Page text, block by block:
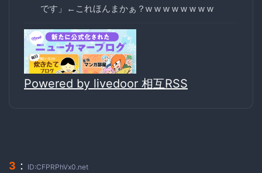
です」←これほんまかぁ？w w w w w w w w
Powered by livedoor 相互RSS
3 ： ID:CFPRPhVx0.net